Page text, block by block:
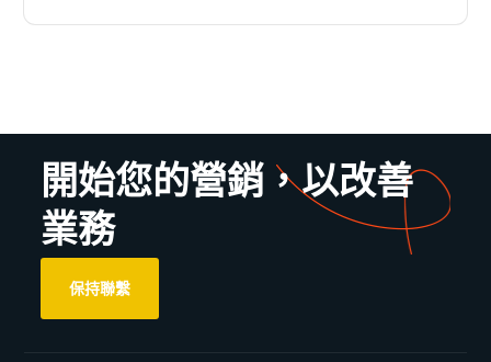
開始您的營銷，以改善
業務
保持聯繫